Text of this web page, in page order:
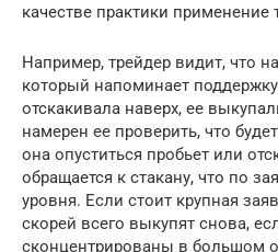
качестве практики применение
Например, трейдер видит, что
который напоминает
отскакивала наверх, ее
намерен ее проверить, что
она опуститься пробьет или
обращается к стакану, что по
уровня. Если стоит крупная
скорей всего выкупят снова,
сконцентрированы в большом